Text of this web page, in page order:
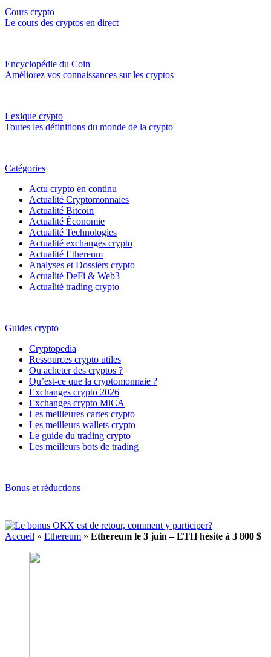
Cours crypto
Le cours des cryptos en direct
Encyclopédie du Coin
Améliorez vos connaissances sur les cryptos
Lexique crypto
Toutes les définitions du monde de la crypto
Catégories
Actu crypto en continu
Actualité Cryptomonnaies
Actualité Bitcoin
Actualité Économie
Actualité Technologies
Actualité exchanges crypto
Actualité Ethereum
Analyses et Dossiers crypto
Actualité DeFi & Web3
Actualité trading crypto
Guides crypto
Cryptopedia
Ressources crypto utiles
Ou acheter des cryptos ?
Qu’est-ce que la cryptomonnaie ?
Exchanges crypto 2026
Exchanges crypto MiCA
Les meilleures cartes crypto
Les meilleurs wallets crypto
Le guide du trading crypto
Les meilleurs bots de trading
Bonus et réductions
Accueil » Ethereum » Ethereum le 3 juin – ETH hésite à 3 800 $